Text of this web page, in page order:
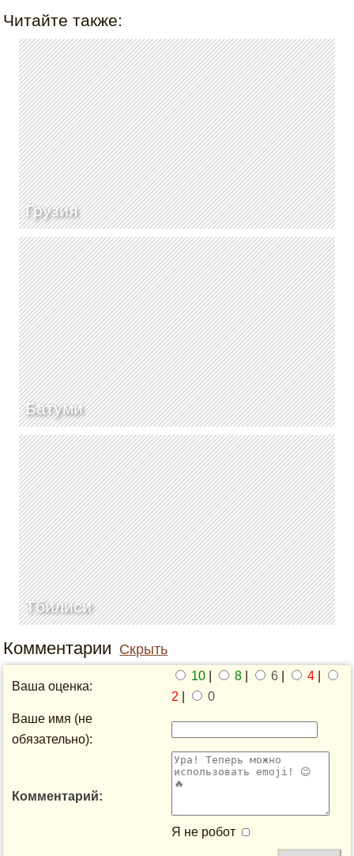
Читайте также:
Грузия
Батуми
Тбилиси
Комментарии Скрыть
Ваша оценка:
10 8 6 4
2
0
Ваше имя (не
обязательно):
Комментарий:
Я не робот